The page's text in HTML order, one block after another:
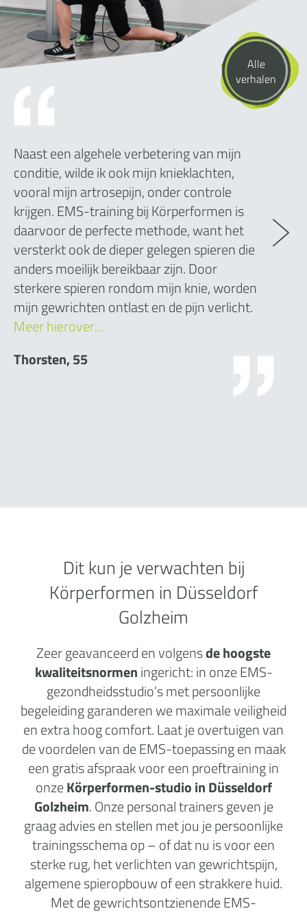
Alle
verhalen
Naast een algehele verbetering van mijn
conditie, wilde ik ook mijn knieklachten,
vooral mijn artrosepijn, onder controle
krijgen. EMS-training bij Körperformen is
daarvoor de perfecte methode, want het
versterkt ook de dieper gelegen spieren die
anders moeilijk bereikbaar zijn. Door
sterkere spieren rondom mijn knie, worden
mijn gewrichten ontlast en de pijn verlicht.
Meer hierover…
Thorsten, 55
Dit kun je verwachten bij
Körperformen in Düsseldorf
Golzheim
Zeer geavanceerd en volgensde hoogste
kwaliteitsnormeningericht: in onze EMS-
gezondheidsstudio’s met persoonlijke
begeleiding garanderen we maximale veiligheid
en extra hoog comfort. Laat je overtuigen van
de voordelen van de EMS-toepassing en maak
een gratis afspraak voor een proeftraining in
onzeKörperformen-studio in Düsseldorf
Golzheim. Onze personal trainers geven je
graag advies en stellen met jou je persoonlijke
trainingsschema op – of dat nu is voor een
sterke rug, het verlichten van gewrichtspijn,
algemene spieropbouw of een strakkere huid.
Met de gewrichtsontzienende EMS-